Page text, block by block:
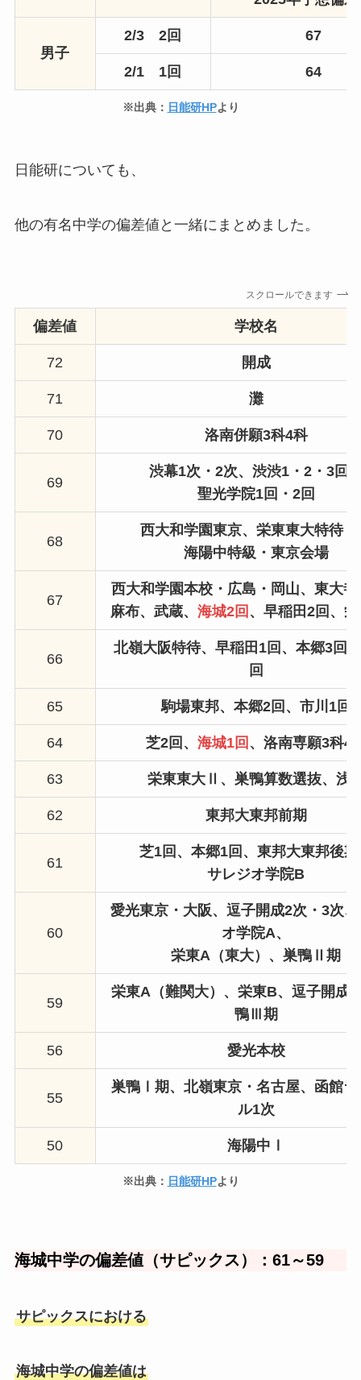
男子
2/3 2回 67
2/1 1回 64
※出典： 日能研HPより
日能研についても、
他の有名中学の偏差値と一緒にまとめました。
スクロールできます
偏差値 学校名
72 開成
71 灘
70 洛南併願3科4科
69
渋幕1次・2次、渋渋1・2・3回
聖光学院1回・2回
68
西大和学園東京、栄東東大特待Ⅰ
海陽中特級・東京会場
67
西大和学園本校・広島・岡山、 東大
麻布、 武蔵、 海城2回 、 早稲田2回、
66
北嶺大阪特待、 早稲田1回、本郷3回
回
65 駒場東邦、 本郷2回、 市川1回
64 芝2回 、 海城1回 、 洛南専願3科4
63 栄東東大Ⅱ、巣鴨算数選抜、 浅
62 東邦大東邦前期
61
芝1回、 本郷1回、 東邦大東邦後
サレジオ学院B
60
愛光東京・大阪、 逗子開成2次・3次、
オ学院A、
栄東A（東大） 、巣鴨Ⅱ期
59
栄東A（難関大）、栄東B、逗子開成1
鴨Ⅲ期
56 愛光本校
55
巣鴨Ⅰ期、北嶺東京・名古屋、 函館
ル1次
50 海陽中Ⅰ
※出典： 日能研HPより
海城中学の偏差値（サピックス）：61～59
サピックスにおける
海城中学の偏差値は